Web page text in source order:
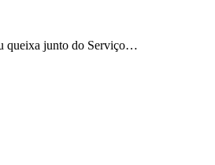
queixa junto do Serviço…